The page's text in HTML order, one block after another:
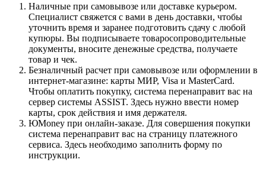
Наличные при самовывозе или доставке курьером.
Специалист свяжется с вами в день доставки, чтобы
уточнить время и заранее подготовить сдачу с любой
купюры. Вы подписываете товаросопроводительные
документы, вносите денежные средства, получаете
товар и чек.
Безналичный расчет при самовывозе или оформлении в
интернет-магазине: карты МИР, Visa и MasterCard.
Чтобы оплатить покупку, система перенаправит вас на
сервер системы ASSIST. Здесь нужно ввести номер
карты, срок действия и имя держателя.
ЮMoney при онлайн-заказе. Для совершения покупки
система перенаправит вас на страницу платежного
сервиса. Здесь необходимо заполнить форму по
инструкции.